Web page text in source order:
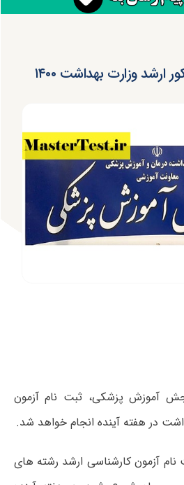
ارشد وزارت بهداشت ۱۴۰۰
آموزش پزشکی، ثبت نام آزمون
در هفته آینده انجام خواهد شد.
نام آزمون کارشناسی ارشد رشته های